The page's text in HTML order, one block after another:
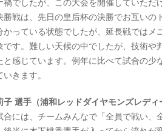
勝戦は、先日の皇后杯の決勝でお互い
かっている状態でしたが、延長戦では
です。難しい天候の中でしたが、技術
と感じています。例年に比べて試合の
きます。
子 選手（浦和レッドダイヤモンズレディ
合には、チームみんなで「全員で戦い